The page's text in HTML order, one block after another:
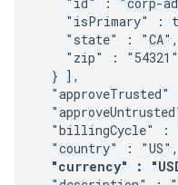
"isPrimary" :
    "state" : "CA",
    "zip" : "54321"
  } ],
"approveTrusted"
"billingCycle" :
  "country" : "US",
"currency" :